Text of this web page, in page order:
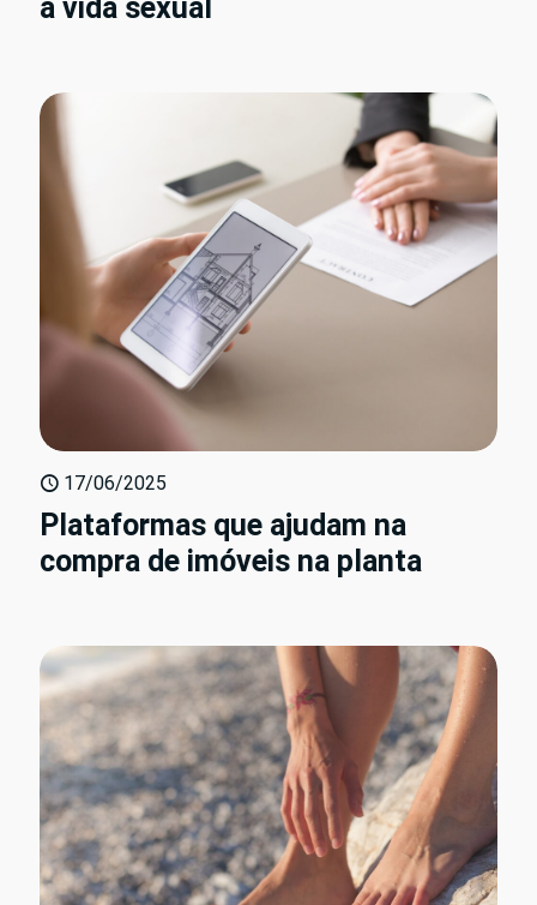
a vida sexual
17/06/2025
Plataformas que ajudam na
compra de imóveis na planta